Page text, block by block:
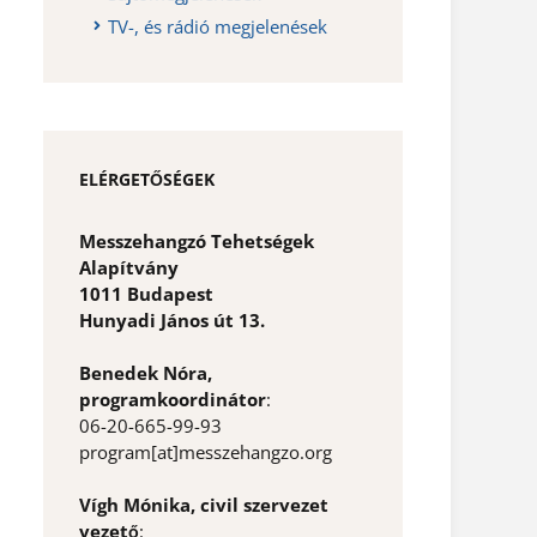
TV-, és rádió megjelenések
ELÉRGETŐSÉGEK
Messzehangzó Tehetségek
Alapítvány
1011 Budapest
Hunyadi János út 13.
Benedek Nóra,
programkoordinátor:
06-20-665-99-93
program[at]messzehangzo.org
Vígh Mónika, civil szervezet
vezető: